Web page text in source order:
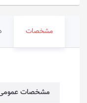
مشخصات
مشخصات